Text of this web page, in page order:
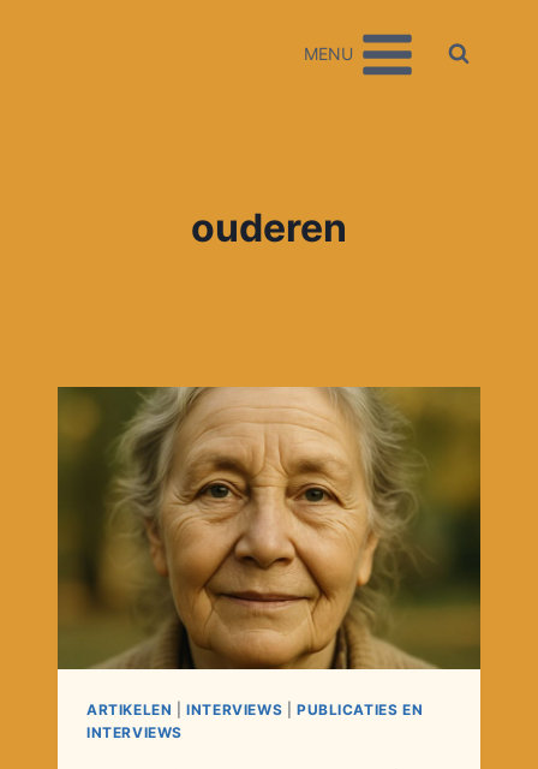
MENU
ouderen
ARTIKELEN |INTERVIEWS
PUBLICATIES EN
INTERVIEWS